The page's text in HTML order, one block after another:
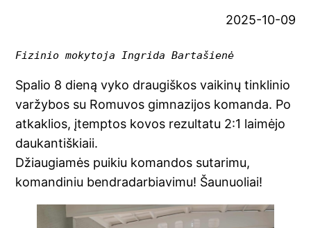
2025-10-09
Fizinio mokytoja Ingrida Bartašienė
Spalio 8 dieną vyko draugiškos vaikinų tinklinio
varžybos su Romuvos gimnazijos komanda. Po
atkaklios, įtemptos kovos rezultatu 2:1 laimėjo
daukantiškiaii.
Džiaugiamės puikiu komandos sutarimu,
komandiniu bendradarbiavimu! Šaunuoliai!